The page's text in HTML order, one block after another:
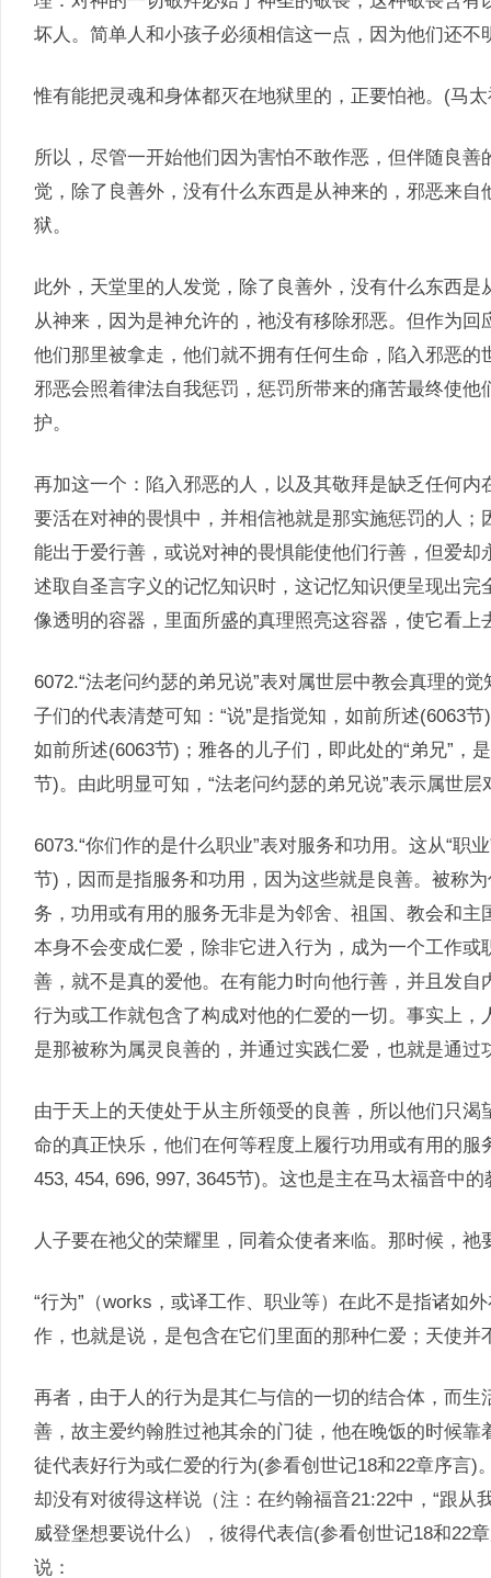
坏人。简单人和小孩子必须相信这一点，因为他们还
惟有能把灵魂和身体都灭在地狱里的，正要怕祂。(马
所以，尽管一开始他们因为害怕不敢作恶，但伴随良
觉，除了良善外，没有什么东西是从神来的，邪恶来
狱。
此外，天堂里的人发觉，除了良善外，没有什么东西
从神来，因为是神允许的，祂没有移除邪恶。但作为
他们那里被拿走，他们就不拥有任何生命，陷入邪恶
邪恶会照着律法自我惩罚，惩罚所带来的痛苦最终使
护。
再加这一个：陷入邪恶的人，以及其敬拜是缺乏任何
要活在对神的畏惧中，并相信祂就是那实施惩罚的人
能出于爱行善，或说对神的畏惧能使他们行善，但爱
述取自圣言字义的记忆知识时，这记忆知识便呈现出
像透明的容器，里面所盛的真理照亮这容器，使它看上
6072.“法老问约瑟的弟兄说”表对属世层中教会真理的觉
子们的代表清楚可知：“说”是指觉知，如前所述(6063
如前所述(6063节)；雅各的儿子们，即此处的“弟兄”，
节)。由此明显可知，“法老问约瑟的弟兄说”表示属世
6073.“你们作的是什么职业”表对服务和功用。这从“职
节)，因而是指服务和功用，因为这些就是良善。被称
务，功用或有用的服务无非是为邻舍、祖国、教会和
本身不会变成仁爱，除非它进入行为，成为一个工作
善，就不是真的爱他。在有能力时向他行善，并且发
行为或工作就包含了构成对他的仁爱的一切。事实上
是那被称为属灵良善的，并通过实践仁爱，也就是通过
由于天上的天使处于从主所领受的良善，所以他们只
命的真正快乐，他们在何等程度上履行功用或有用的
453, 454, 696, 997, 3645节)。这也是主在马太福音中的
人子要在祂父的荣耀里，同着众使者来临。那时候，
“行为”（works，或译工作、职业等）在此不是指诸如
作，也就是说，是包含在它们里面的那种仁爱；天使并
再者，由于人的行为是其仁与信的一切的结合体，而
善，故主爱约翰胜过祂其余的门徒，他在晚饭的时候
徒代表好行为或仁爱的行为(参看创世记18和22章序言)
却没有对彼得这样说（注：在约翰福音21:22中，“跟从
威登堡想要说什么），彼得代表信(参看创世记18和22
说：